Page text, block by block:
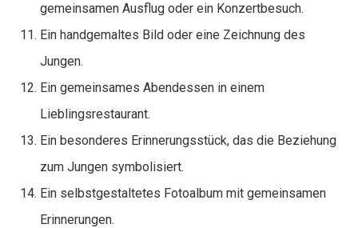
gemeinsamen Ausflug oder ein Konzertbesuch.
Ein handgemaltes Bild oder eine Zeichnung des
Jungen.
Ein gemeinsames Abendessen in einem
Lieblingsrestaurant.
Ein besonderes Erinnerungsstück, das die Beziehung
zum Jungen symbolisiert.
Ein selbstgestaltetes Fotoalbum mit gemeinsamen
Erinnerungen.